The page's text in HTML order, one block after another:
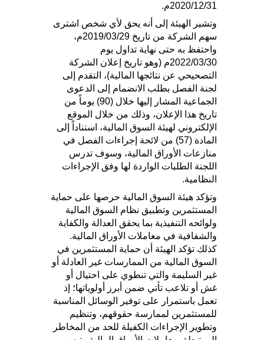
2020/12/31م.
وتشير الهيئة إلى أنه يحق لأي شخص اشترى
سهم الشركة من تاريخ 2019/03/29م​،
واحتفظ به حتى نهاية تداول يوم
2022/03/30م (وهو تاريخ إعلان الشركة
التصحيحي عن نتائجها المالية)، التقدم إلى
لجنة الفصل بطلب الانضمام إلى الدعوى
الجماعية المشار إليها خلال (90) يوماً من
تاريخ هذا الإعلان، وذلك من خلال الموقع
الإلكتروني لهيئة السوق المالية، استناداً إلى
المادة (57) من لائحة إجراءات الفصل في
منازعات الأوراق المالية، وسوف تدرس
اللجنة الطلبات الواردة لها وفق الإجراءات
النظامية.
وتؤكد هيئة السوق المالية حرصها على حماية
المستثمرين وتطبيق نظام السوق المالية
ولوائحه التنفيذية بما يحقق العدالة والكفاية
والشفافية في معاملات الأوراق المالية.
كذلك تؤكد الهيئة أن حماية المستثمرين في
السوق المالية من الممارسات غير العادلة أو
غير السليمة والتي تنطوي على احتيال أو
غش أو تلاعب تأتي ضمن أبرز أولوياتها؛ إذ
تعمل باستمرار على توفير الوسائل المناسبة
للمستثمرين لممارسة حقوقهم، وتنظيم
وتطوير الإجراءات الكفيلة للحد من المخاطر